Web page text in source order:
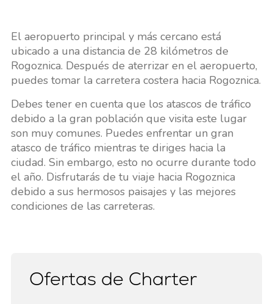
El aeropuerto principal y más cercano está
ubicado a una distancia de 28 kilómetros de
Rogoznica. Después de aterrizar en el aeropuerto,
puedes tomar la carretera costera hacia Rogoznica.
Debes tener en cuenta que los atascos de tráfico
debido a la gran población que visita este lugar
son muy comunes. Puedes enfrentar un gran
atasco de tráfico mientras te diriges hacia la
ciudad. Sin embargo, esto no ocurre durante todo
el año. Disfrutarás de tu viaje hacia Rogoznica
debido a sus hermosos paisajes y las mejores
condiciones de las carreteras.
Ofertas de Charter